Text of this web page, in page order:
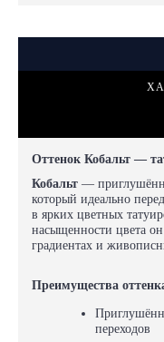
Оттенок Кобальт —
Кобальт —
который идеально
в ярких цветных
насыщенности цвета
градиентах и
Преимущества
переходов